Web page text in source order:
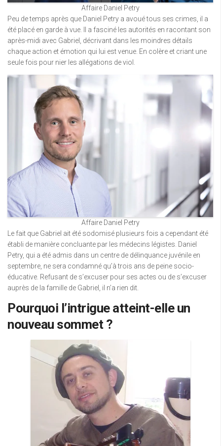
Affaire Daniel Petry
Peu de temps après que Daniel Petry a avoué tous ses crimes, il a
été placé en garde à vue. Il a fasciné les autorités en racontant son
après-midi avec Gabriel, décrivant dans les moindres détails
chaque action et émotion qui lui est venue. En colère et criant une
seule fois pour nier les allégations de viol.
Affaire Daniel Petry
Le fait que Gabriel ait été sodomisé plusieurs fois a cependant été
établi de manière concluante par les médecins légistes. Daniel
Petry, qui a été admis dans un centre de délinquance juvénile en
septembre, ne sera condamné qu’à trois ans de peine socio-
éducative. Refusant de s’excuser pour ses actes ou de s’excuser
auprès de la famille de Gabriel, il n’a rien dit.
Pourquoi l’intrigue atteint-elle un
nouveau sommet ?